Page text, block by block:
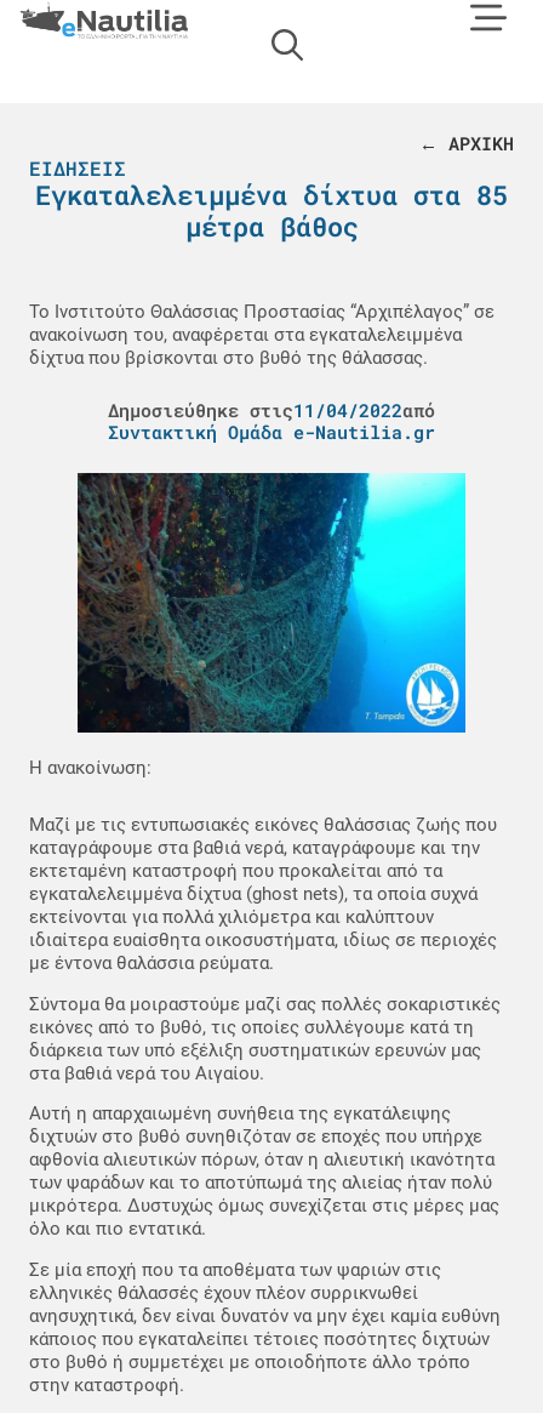
← ΑΡΧΙΚΗ
ΕΙΔΉΣΕΙΣ
Εγκαταλελειμμένα δίχτυα στα 85
μέτρα βάθος
Το Ινστιτούτο Θαλάσσιας Προστασίας “Αρχιπέλαγος” σε
ανακοίνωση του, αναφέρεται στα εγκαταλελειμμένα
δίχτυα που βρίσκονται στο βυθό της θάλασσας.
Δημοσιεύθηκε στις11/04/2022από
Συντακτική Ομάδα e-Nautilia.gr
Η ανακοίνωση:
Μαζί με τις εντυπωσιακές εικόνες θαλάσσιας ζωής που
καταγράφουμε στα βαθιά νερά, καταγράφουμε και την
εκτεταμένη καταστροφή που προκαλείται από τα
εγκαταλελειμμένα δίχτυα (ghost nets), τα οποία συχνά
εκτείνονται για πολλά χιλιόμετρα και καλύπτουν
ιδιαίτερα ευαίσθητα οικοσυστήματα, ιδίως σε περιοχές
με έντονα θαλάσσια ρεύματα.
Σύντομα θα μοιραστούμε μαζί σας πολλές σοκαριστικές
εικόνες από το βυθό, τις οποίες συλλέγουμε κατά τη
διάρκεια των υπό εξέλιξη συστηματικών ερευνών μας
στα βαθιά νερά του Αιγαίου.
Αυτή η απαρχαιωμένη συνήθεια της εγκατάλειψης
διχτυών στο βυθό συνηθιζόταν σε εποχές που υπήρχε
αφθονία αλιευτικών πόρων, όταν η αλιευτική ικανότητα
των ψαράδων και το αποτύπωμά της αλιείας ήταν πολύ
μικρότερα. Δυστυχώς όμως συνεχίζεται στις μέρες μας
όλο και πιο εντατικά.
Σε μία εποχή που τα αποθέματα των ψαριών στις
ελληνικές θάλασσές έχουν πλέον συρρικνωθεί
ανησυχητικά, δεν είναι δυνατόν να μην έχει καμία ευθύνη
κάποιος που εγκαταλείπει τέτοιες ποσότητες διχτυών
στο βυθό ή συμμετέχει με οποιοδήποτε άλλο τρόπο
στην καταστροφή.